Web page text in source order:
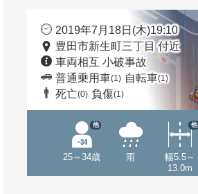
2019年7月18日(木)19:10
豊田市新生町三丁目 付近
車両相互 小破事故
普通乗用車(1) 自転車(1)
死亡(0) 負傷(1)
25～34歳
他
雨
幅5.5～
13.0m
他